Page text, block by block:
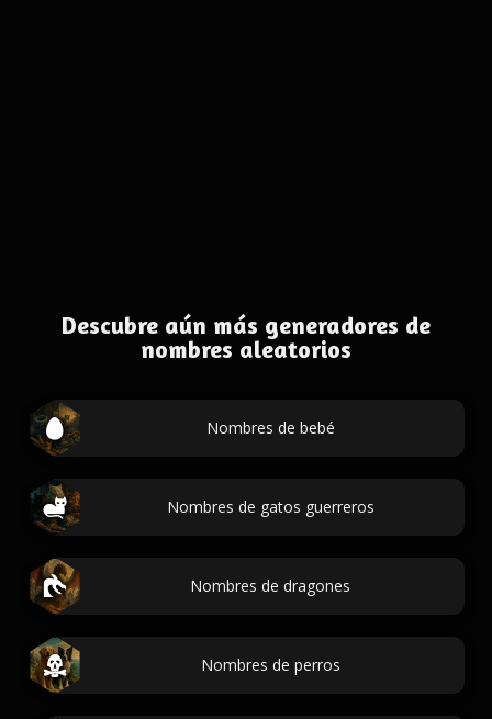
Descubre aún más generadores de
nombres aleatorios
Nombres de bebé
Nombres de gatos guerreros
Nombres de dragones
Nombres de perros